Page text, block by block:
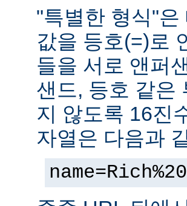
"특별한 형식"
값을 등호(=)로
들을 서로 앤퍼
샌드, 등호 같은
지 않도록 16진
자열은 다음과